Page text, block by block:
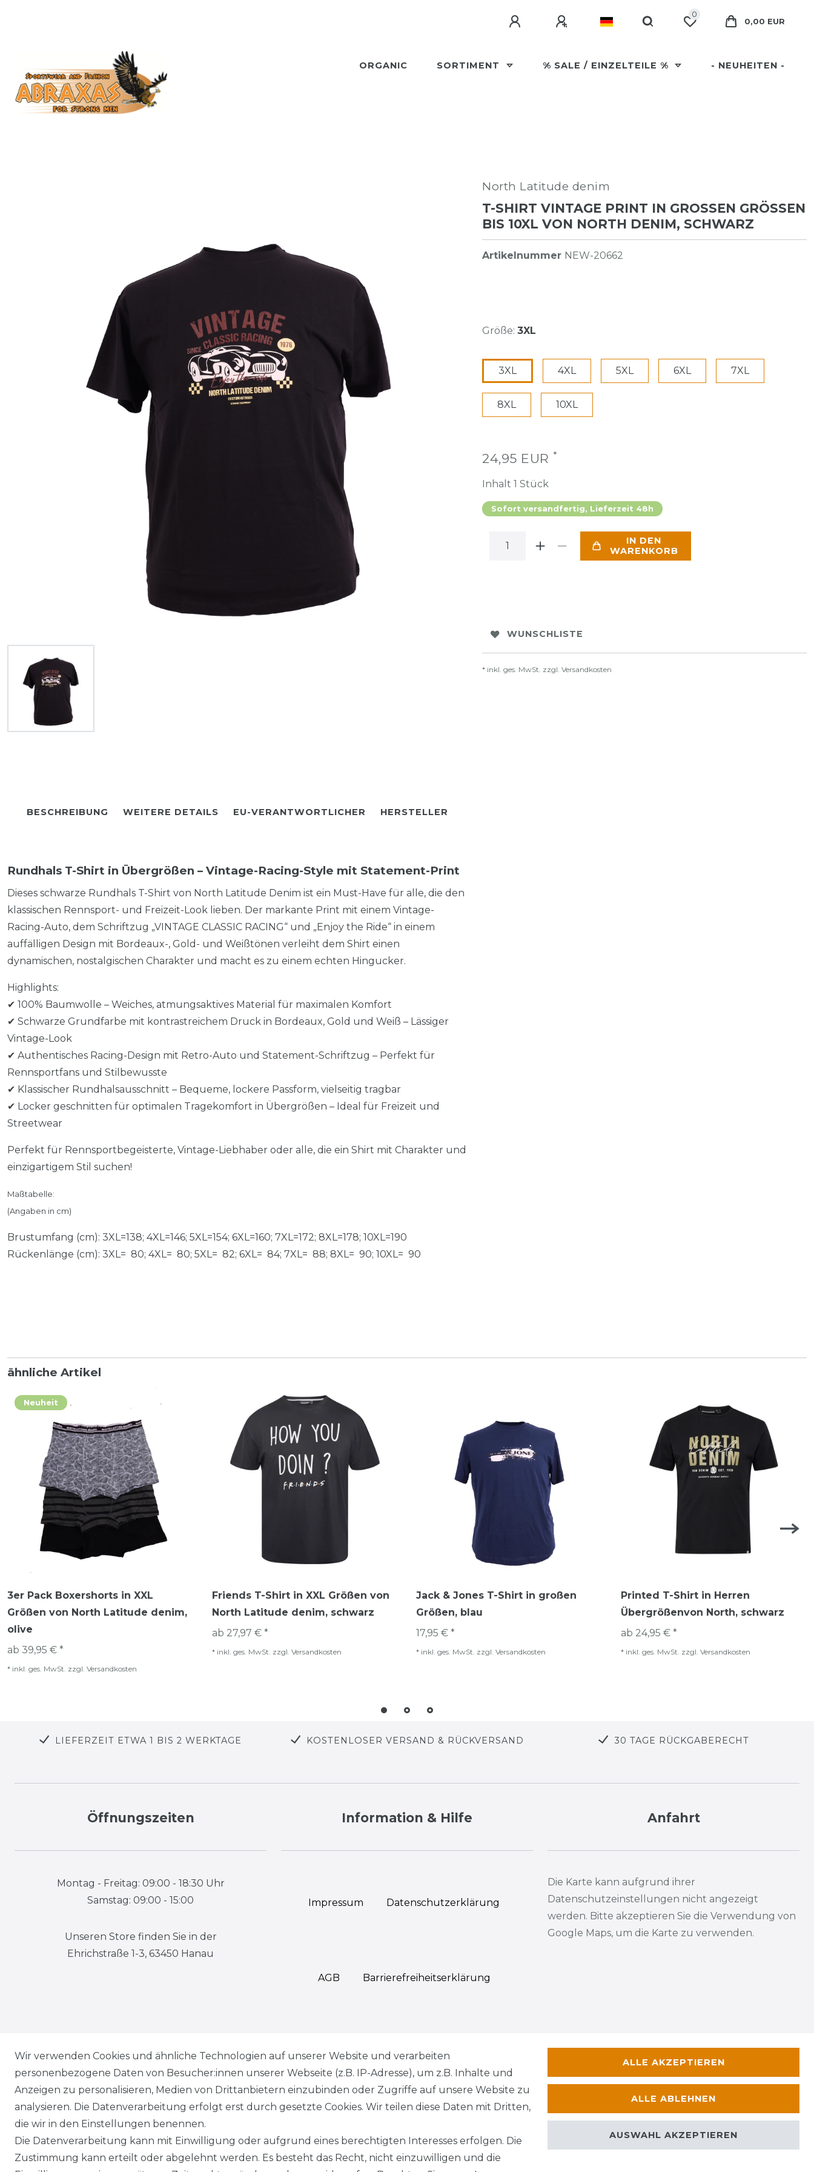
0
0,00 EUR
ORGANIC SORTIMENT % SALE / EINZELTEILE % - NEUHEITEN -
North Latitude denim
T-SHIRT VINTAGE PRINT IN GROSSEN GRÖSSEN BI
S 10XL VON NORTH DENIM, SCHWARZ
Artikelnummer NEW-20662
Größe: 3XL
3XL 4XL 5XL 6XL 7XL
8XL 10XL
24,95 EUR *
Inhalt 1 Stück
Sofort versandfertig, Lieferzeit 48h
IN DEN
WARENKORB
WUNSCHLISTE
* inkl. ges. MwSt. zzgl. Versandkosten
BESCHREIBUNG WEITERE DETAILS EU-VERANTWORTLICHER HERSTELLER
Rundhals T-Shirt in Übergrößen – Vintage-Racing-Style mit Statement-Print
Dieses schwarze Rundhals T-Shirt von North Latitude Denim ist ein Must-Have für alle, die den
klassischen Rennsport- und Freizeit-Look lieben. Der markante Print mit einem Vintage-
Racing-Auto, dem Schriftzug „VINTAGE CLASSIC RACING“ und „Enjoy the Ride“ in einem
auffälligen Design mit Bordeaux-, Gold- und Weißtönen verleiht dem Shirt einen
dynamischen, nostalgischen Charakter und macht es zu einem echten Hingucker.
Highlights:
✔ 100% Baumwolle – Weiches, atmungsaktives Material für maximalen Komfort
✔ Schwarze Grundfarbe mit kontrastreichem Druck in Bordeaux, Gold und Weiß – Lässiger
Vintage-Look
✔ Authentisches Racing-Design mit Retro-Auto und Statement-Schriftzug – Perfekt für
Rennsportfans und Stilbewusste
✔ Klassischer Rundhalsausschnitt – Bequeme, lockere Passform, vielseitig tragbar
✔ Locker geschnitten für optimalen Tragekomfort in Übergrößen – Ideal für Freizeit und
Streetwear
Perfekt für Rennsportbegeisterte, Vintage-Liebhaber oder alle, die ein Shirt mit Charakter und
einzigartigem Stil suchen!
Maßtabelle:
(Angaben in cm)
Brustumfang (cm): 3XL=138; 4XL=146; 5XL=154; 6XL=160; 7XL=172; 8XL=178; 10XL=190
Rückenlänge (cm): 3XL= 80; 4XL= 80; 5XL= 82; 6XL= 84; 7XL= 88; 8XL= 90; 10XL= 90
ähnliche Artikel
Neuheit
3er Pack Boxershorts in XXL
Größen von North Latitude denim,
olive
ab 39,95 € *
* inkl. ges. MwSt. zzgl. Versandkosten
Friends T-Shirt in XXL Größen von
North Latitude denim, schwarz
ab 27,97 € *
* inkl. ges. MwSt. zzgl. Versandkosten
Jack & Jones T-Shirt in großen
Größen, blau
17,95 € *
* inkl. ges. MwSt. zzgl. Versandkosten
Printed T-Shirt in Herren
Übergrößenvon North, schwarz
ab 24,95 € *
* inkl. ges. MwSt. zzgl. Versandkosten
Wir verwenden Cookies und ähnliche Technologien auf unserer Website und verarbeiten
personenbezogene Daten von Besucher:innen unserer Webseite (z.B. IP-Adresse), um z.B. Inhalte und
Anzeigen zu personalisieren, Medien von Drittanbietern einzubinden oder Zugriffe auf unsere Website zu
analysieren. Die Datenverarbeitung erfolgt erst durch gesetzte Cookies. Wir teilen diese Daten mit Dritten,
die wir in den Einstellungen benennen.
Die Datenverarbeitung kann mit Einwilligung oder aufgrund eines berechtigten Interesses erfolgen. Die
Zustimmung kann erteilt oder abgelehnt werden. Es besteht das Recht, nicht einzuwilligen und die
ALLE AKZEPTIEREN
ALLE ABLEHNEN
AUSWAHL AKZEPTIEREN
LIEFERZEIT ETWA 1 BIS 2 WERKTAGE KOSTENLOSER VERSAND & RÜCKVERSAND 30 TAGE RÜCKGABERECHT
Öffnungszeiten
Montag - Freitag: 09:00 - 18:30 Uhr
Samstag: 09:00 - 15:00
Unseren Store finden Sie in der
Ehrichstraße 1-3, 63450 Hanau
Information & Hilfe
Impressum Daten­schutz­erklärung
AGB Barrierefreiheitserklärung
Widerrufs­recht
Anfahrt
Die Karte kann aufgrund ihrer
Datenschutzeinstellungen nicht angezeigt
werden. Bitte akzeptieren Sie die Verwendung von
Google Maps, um die Karte zu verwenden.